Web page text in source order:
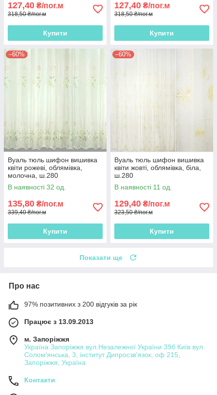
127,40 ₴/пог.м
318,50 ₴/пог.м
Купити
127,40 ₴/пог.м
318,50 ₴/пог.м
Купити
–60%
Вуаль тюль шифон вишивка
квіти рожеві, облямівка,
молочна, ш.280
В наявності 32 од.
135,80 ₴/пог.м
339,40 ₴/пог.м
Купити
–60%
Вуаль тюль шифон вишивка
квіти жовті, облямівка, біла,
ш.280
В наявності 11 од.
129,40 ₴/пог.м
323,50 ₴/пог.м
Купити
Показати ще
Про нас
97% позитивних з 200 відгуків за рік
Працює з 13.09.2013
м. Запоріжжя
Україна Запоріжжя вул.Незалежної України 39б Київ вул.
Солом'янська, 3, інститут Дипросзв'язок, оф 215,
Запоріжжя, Україна
Контакти